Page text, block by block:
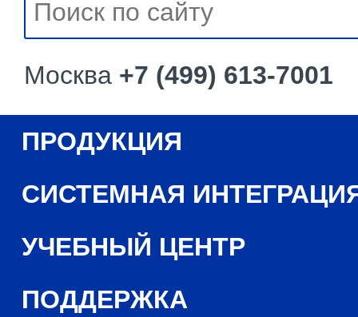
Москва +7 (499) 613-7001
ПРОДУКЦИЯ
СИСТЕМНАЯ
УЧЕБНЫЙ ЦЕНТР
ПОДДЕРЖКА